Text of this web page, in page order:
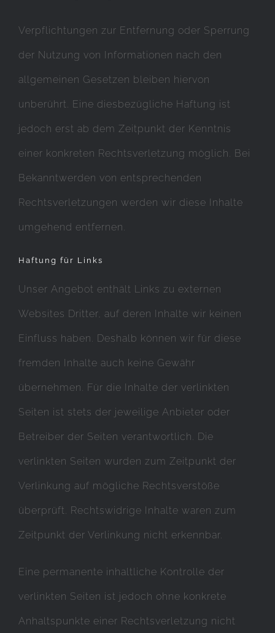
Verpflichtungen zur Entfernung oder Sperrung
der Nutzung von Informationen nach den
allgemeinen Gesetzen bleiben hiervon
unberührt. Eine diesbezügliche Haftung ist
jedoch erst ab dem Zeitpunkt der Kenntnis
einer konkreten Rechtsverletzung möglich. Bei
Bekanntwerden von entsprechenden
Rechtsverletzungen werden wir diese Inhalte
umgehend entfernen.
Haftung für Links
Unser Angebot enthält Links zu externen
Websites Dritter, auf deren Inhalte wir keinen
Einfluss haben. Deshalb können wir für diese
fremden Inhalte auch keine Gewähr
übernehmen. Für die Inhalte der verlinkten
Seiten ist stets der jeweilige Anbieter oder
Betreiber der Seiten verantwortlich. Die
verlinkten Seiten wurden zum Zeitpunkt der
Verlinkung auf mögliche Rechtsverstöße
überprüft. Rechtswidrige Inhalte waren zum
Zeitpunkt der Verlinkung nicht erkennbar.
Eine permanente inhaltliche Kontrolle der
verlinkten Seiten ist jedoch ohne konkrete
Anhaltspunkte einer Rechtsverletzung nicht